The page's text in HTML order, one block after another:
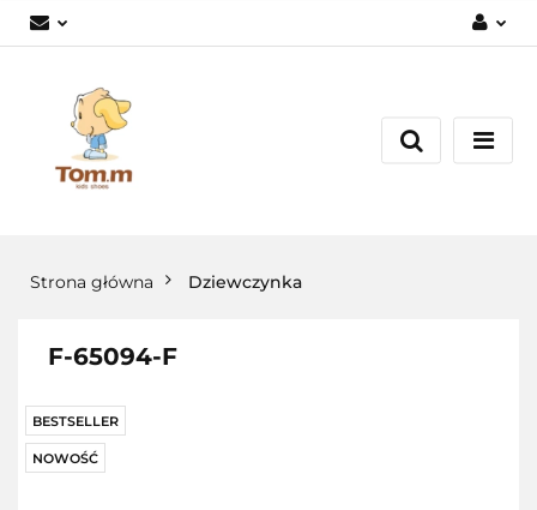
Załóż konto
Dodaj zgłoszenie
Strona główna Dziewczynka
F-65094-F
BESTSELLER
NOWOŚĆ